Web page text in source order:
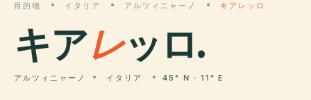
目的地 イタリア アルツィニャーノ キアレッロ
キアレッロ.
アルツィニャーノ イタリア 45° N · 11° E